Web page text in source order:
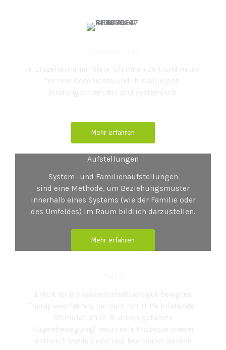
Mehr erfahren
Aufstellungen
System- und Familienaufstellungen
sind eine Methode, um Beziehungsmuster
innerhalb eines Systems (wie der Familie oder
des Umfeldes) im Raum bildlich darzustellen.
Mehr erfahren